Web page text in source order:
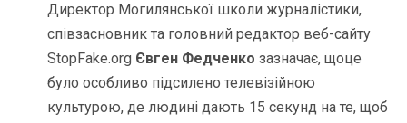
Директор Могилянської школи журналістики,
співзасновник та головний редактор веб-сайту
StopFake.org Євген Федченко зазначає, щоце
було особливо підсилено телевізійною
культурою, де людині дають 15 секунд на те, щоб